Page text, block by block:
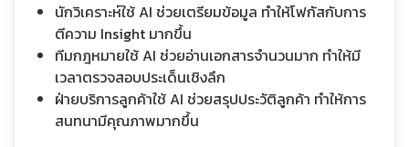
นักวิเคราะห์ใช้ AI ช่วยเตรียมข้อมูล ทำให้โฟกัสกับการ
ตีความ Insight มากขึ้น
ทีมกฎหมายใช้ AI ช่วยอ่านเอกสารจำนวนมาก ทำให้มี
เวลาตรวจสอบประเด็นเชิงลึก
ฝ่ายบริการลูกค้าใช้ AI ช่วยสรุปประวัติลูกค้า ทำให้การ
สนทนามีคุณภาพมากขึ้น